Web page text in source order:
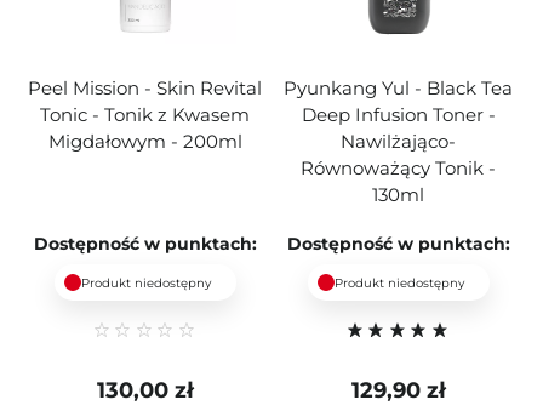
Peel Mission - Skin Revital
Tonic - Tonik z Kwasem
Migdałowym - 200ml
Dostępność w punktach:
Produkt niedostępny
130,00 zł
Pyunkang Yul - Black Tea
Deep Infusion Toner -
Nawilżająco-
Równoważący Tonik -
130ml
Dostępność w punktach:
Produkt niedostępny
129,90 zł